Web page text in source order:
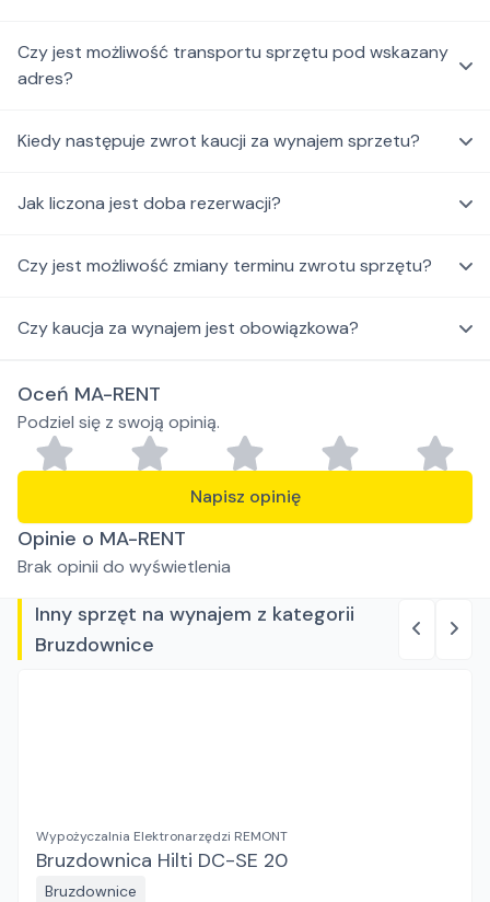
Czy jest możliwość transportu sprzętu pod wskazany
adres?
Kiedy następuje zwrot kaucji za wynajem sprzetu?
Jak liczona jest doba rezerwacji?
Czy jest możliwość zmiany terminu zwrotu sprzętu?
Czy kaucja za wynajem jest obowiązkowa?
Oceń MA-RENT
Podziel się z swoją opinią.
Napisz opinię
Opinie o MA-RENT
Brak opinii do wyświetlenia
Inny sprzęt na wynajem z kategorii
Bruzdownice
Wypożyczalnia Elektronarzędzi REMONT
Bruzdownica Hilti DC-SE 20
Bruzdownice